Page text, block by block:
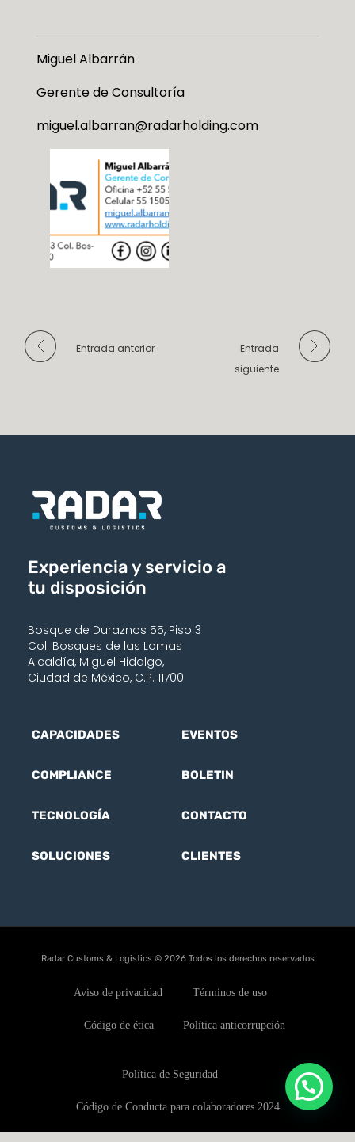
Miguel Albarrán
Gerente de Consultoría
miguel.albarran@radarholding.com
Entrada anterior
Entrada
siguiente
Experiencia y servicio a
tu disposición
Bosque de Duraznos 55, Piso 3
Col. Bosques de las Lomas
Alcaldía, Miguel Hidalgo,
Ciudad de México, C.P. 11700
CAPACIDADES
COMPLIANCE
TECNOLOGÍA
SOLUCIONES
EVENTOS
BOLETIN
CONTACTO
CLIENTES
Radar Customs & Logistics © 2026 Todos los derechos reservados
Aviso de privacidad Términos de uso
Código de ética Política anticorrupción
Política de Seguridad
Código de Conducta para colaboradores 2024